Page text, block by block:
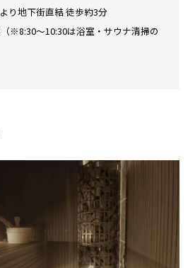
り地下街直結 徒歩約3分
※8:30〜10:30は浴室・サウナ清掃の